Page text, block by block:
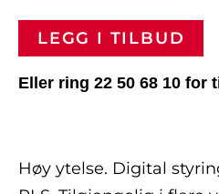
LEGG I TILBUD
Eller ring 22 50 68 10 for
Høy ytelse. Digital